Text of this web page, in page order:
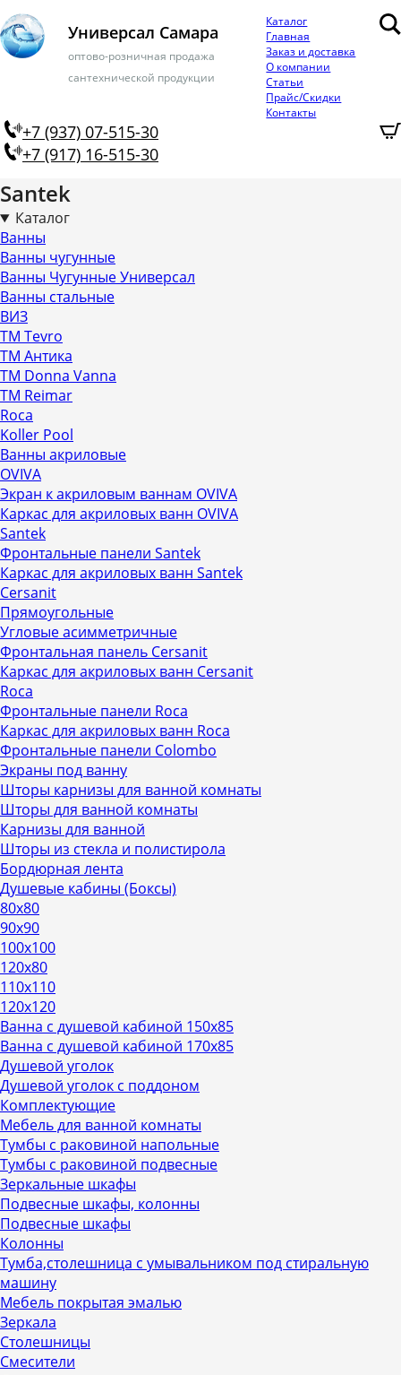
Универсал Самара
оптово-розничная продажа
сантехнической продукции
Каталог
Главная
Заказ и доставка
О компании
Статьи
Прайс/Скидки
Контакты
+7 (937) 07-515-30
+7 (917) 16-515-30
Santek
Каталог
Ванны
Ванны чугунные
Ванны Чугунные Универсал
Ванны стальные
ВИЗ
ТМ Tevro
ТМ Антика
ТМ Donna Vanna
ТМ Reimar
Roca
Koller Pool
Ванны акриловые
OVIVA
Экран к акриловым ваннам OVIVA
Каркас для акриловых ванн OVIVA
Santek
Фронтальные панели Santek
Каркас для акриловых ванн Santek
Cersanit
Прямоугольные
Угловые асимметричные
Фронтальная панель Cersanit
Каркас для акриловых ванн Cersanit
Roca
Фронтальные панели Roca
Каркас для акриловых ванн Roca
Фронтальные панели Colombo
Экраны под ванну
Шторы карнизы для ванной комнаты
Шторы для ванной комнаты
Карнизы для ванной
Шторы из стекла и полистирола
Бордюрная лента
Душевые кабины (Боксы)
80х80
90х90
100х100
120х80
110х110
120х120
Ванна с душевой кабиной 150х85
Ванна с душевой кабиной 170х85
Душевой уголок
Душевой уголок с поддоном
Комплектующие
Мебель для ванной комнаты
Тумбы с раковиной напольные
Тумбы с раковиной подвесные
Зеркальные шкафы
Подвесные шкафы, колонны
Подвесные шкафы
Колонны
Тумба,столешница с умывальником под стиральную
машину
Мебель покрытая эмалью
Зеркала
Столешницы
Смесители